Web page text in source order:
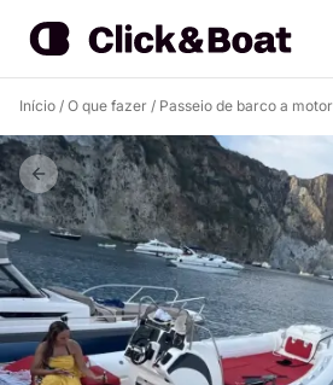
Início / O que fazer / Passeio de barco a motor